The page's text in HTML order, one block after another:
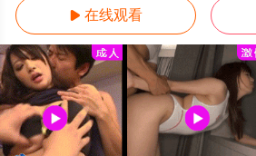
 在线观看